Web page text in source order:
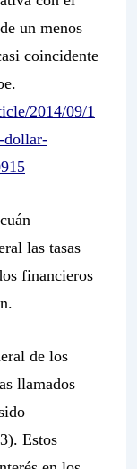
un menos
coincidente
2014/09/1
dollar-
las tasas
financieros
de los
llamados
Estos